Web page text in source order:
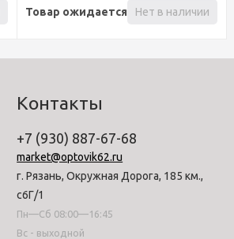
Товар ожидается Нет в наличии
Контакты
+7 (930) 887-67-68
market@optovik62.ru
г. Рязань, Окружная Дорога, 185 км.,
с6Г/1
Пн—Сб 08:00—16:45
Вс - выходной